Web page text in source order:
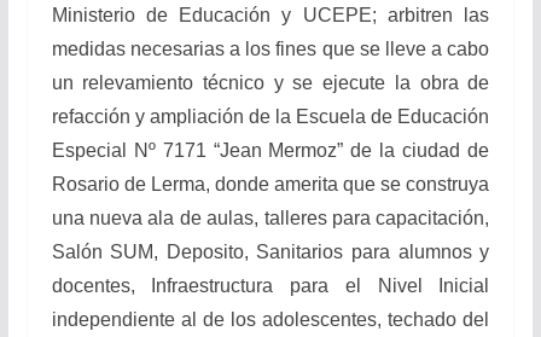
Ministerio de Educación y UCEPE; arbitren las
medidas necesarias a los fines que se lleve a cabo
un relevamiento técnico y se ejecute la obra de
refacción y ampliación de la Escuela de Educación
Especial Nº 7171 “Jean Mermoz” de la ciudad de
Rosario de Lerma, donde amerita que se construya
una nueva ala de aulas, talleres para capacitación,
Salón SUM, Deposito, Sanitarios para alumnos y
docentes, Infraestructura para el Nivel Inicial
independiente al de los adolescentes, techado del